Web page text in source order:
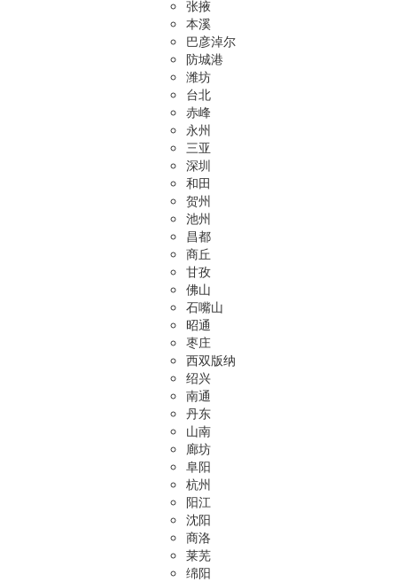
张掖
本溪
巴彦淖尔
防城港
潍坊
台北
赤峰
永州
三亚
深圳
和田
贺州
池州
昌都
商丘
甘孜
佛山
石嘴山
昭通
枣庄
西双版纳
绍兴
南通
丹东
山南
廊坊
阜阳
杭州
阳江
沈阳
商洛
莱芜
绵阳